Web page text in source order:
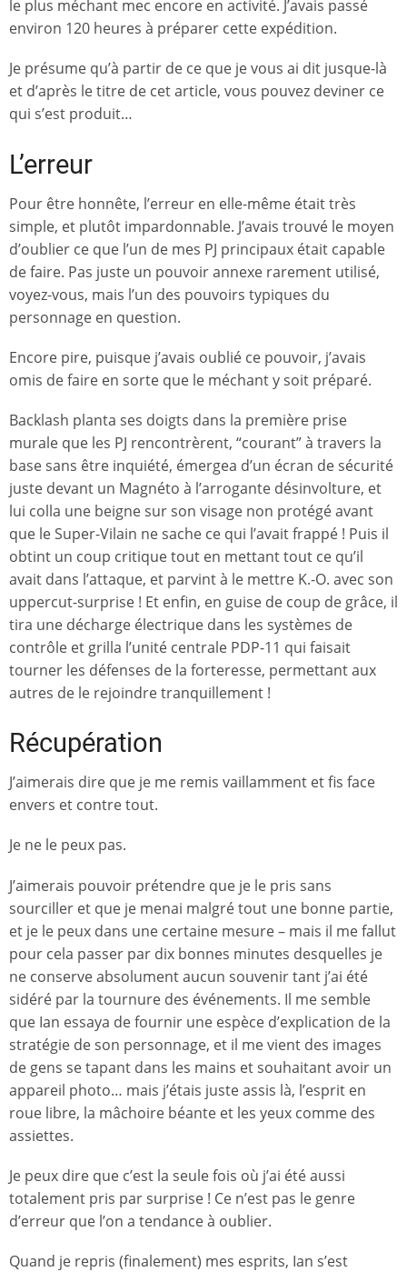
le plus méchant mec encore en activité. J’avais passé
environ 120 heures à préparer cette expédition.
Je présume qu’à partir de ce que je vous ai dit jusque-là
et d’après le titre de cet article, vous pouvez deviner ce
qui s’est produit…
L’erreur
Pour être honnête, l’erreur en elle-même était très
simple, et plutôt impardonnable. J’avais trouvé le moyen
d’oublier ce que l’un de mes PJ principaux était capable
de faire. Pas juste un pouvoir annexe rarement utilisé,
voyez-vous, mais l’un des pouvoirs typiques du
personnage en question.
Encore pire, puisque j’avais oublié ce pouvoir, j’avais
omis de faire en sorte que le méchant y soit préparé.
Backlash planta ses doigts dans la première prise
murale que les PJ rencontrèrent, “courant” à travers la
base sans être inquiété, émergea d’un écran de sécurité
juste devant un Magnéto à l’arrogante désinvolture, et
lui colla une beigne sur son visage non protégé avant
que le Super-Vilain ne sache ce qui l’avait frappé ! Puis il
obtint un coup critique tout en mettant tout ce qu’il
avait dans l’attaque, et parvint à le mettre K.-O. avec son
uppercut-surprise ! Et enfin, en guise de coup de grâce, il
tira une décharge électrique dans les systèmes de
contrôle et grilla l’unité centrale PDP-11 qui faisait
tourner les défenses de la forteresse, permettant aux
autres de le rejoindre tranquillement !
Récupération
J’aimerais dire que je me remis vaillamment et fis face
envers et contre tout.
Je ne le peux pas.
J’aimerais pouvoir prétendre que je le pris sans
sourciller et que je menai malgré tout une bonne partie,
et je le peux dans une certaine mesure – mais il me fallut
pour cela passer par dix bonnes minutes desquelles je
ne conserve absolument aucun souvenir tant j’ai été
sidéré par la tournure des événements. Il me semble
que Ian essaya de fournir une espèce d’explication de la
stratégie de son personnage, et il me vient des images
de gens se tapant dans les mains et souhaitant avoir un
appareil photo… mais j’étais juste assis là, l’esprit en
roue libre, la mâchoire béante et les yeux comme des
assiettes.
Je peux dire que c’est la seule fois où j’ai été aussi
totalement pris par surprise ! Ce n’est pas le genre
d’erreur que l’on a tendance à oublier.
Quand je repris (finalement) mes esprits, Ian s’est